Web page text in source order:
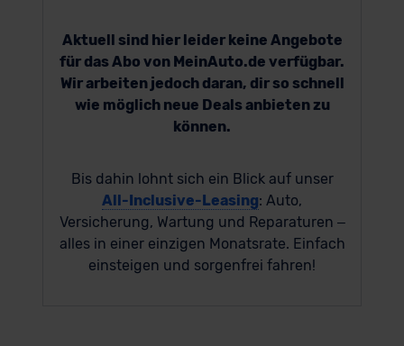
Aktuell sind hier leider keine Angebote
für das Abo von MeinAuto.de verfügbar.
Wir arbeiten jedoch daran, dir so schnell
wie möglich neue Deals anbieten zu
können.
Bis dahin lohnt sich ein Blick auf unser
All-Inclusive-Leasing: Auto,
Versicherung, Wartung und Reparaturen –
alles in einer einzigen Monatsrate. Einfach
einsteigen und sorgenfrei fahren!